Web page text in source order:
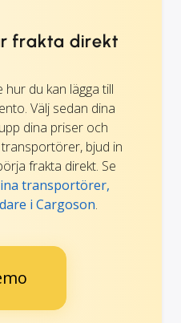
frakta direkt
du kan lägga till
Välj sedan dina
dina priser och
bjud in
frakta direkt. Se
transportörer,
i Cargoson.